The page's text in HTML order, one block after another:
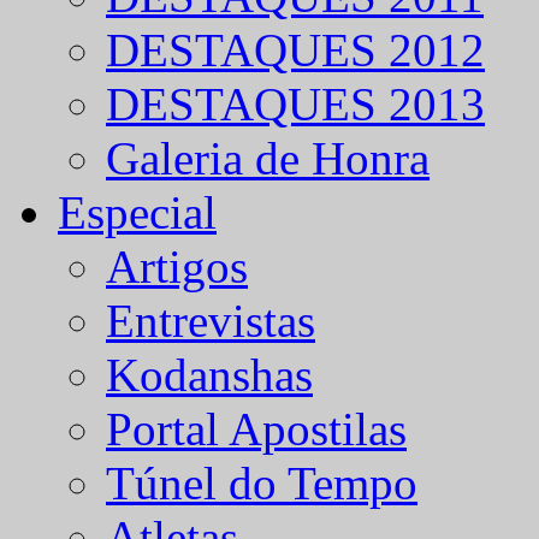
DESTAQUES 2012
DESTAQUES 2013
Galeria de Honra
Especial
Artigos
Entrevistas
Kodanshas
Portal Apostilas
Túnel do Tempo